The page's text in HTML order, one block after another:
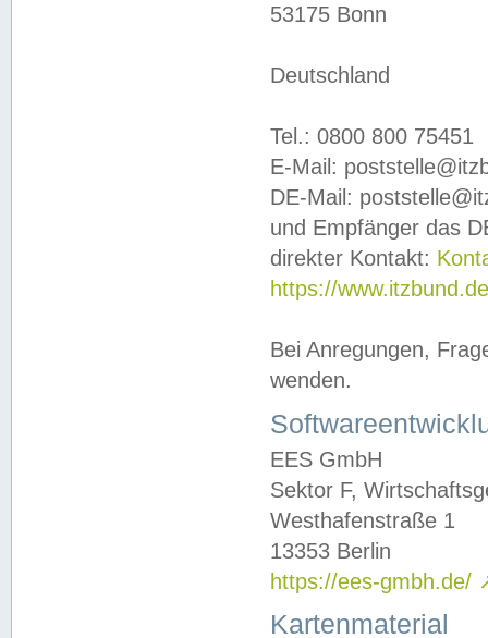
53175 Bonn
Deutschland
Tel.: 0800 800 75451
E-Mail:
DE-Mail:
und Empfänger das
direkter Kontakt:
https://
Bei Anregungen,
wenden.
EES GmbH
Sektor F,
Westhafenstraße 1
13353 Berlin
https://ees-gmbh.de/
Kartenmaterial